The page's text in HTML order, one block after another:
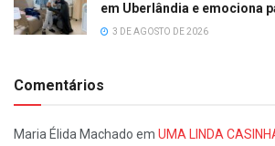
em Uberlândia e emociona
3 DE AGOSTO DE 2026
Comentários
Maria Élida Machado em UMA LINDA